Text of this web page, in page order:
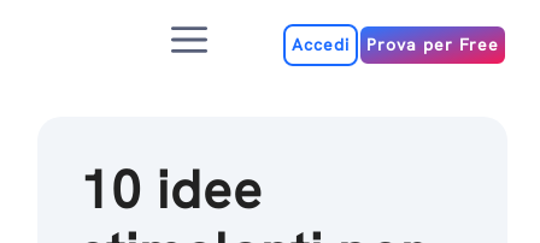
MenuAccedi Prova per Free
10 idee